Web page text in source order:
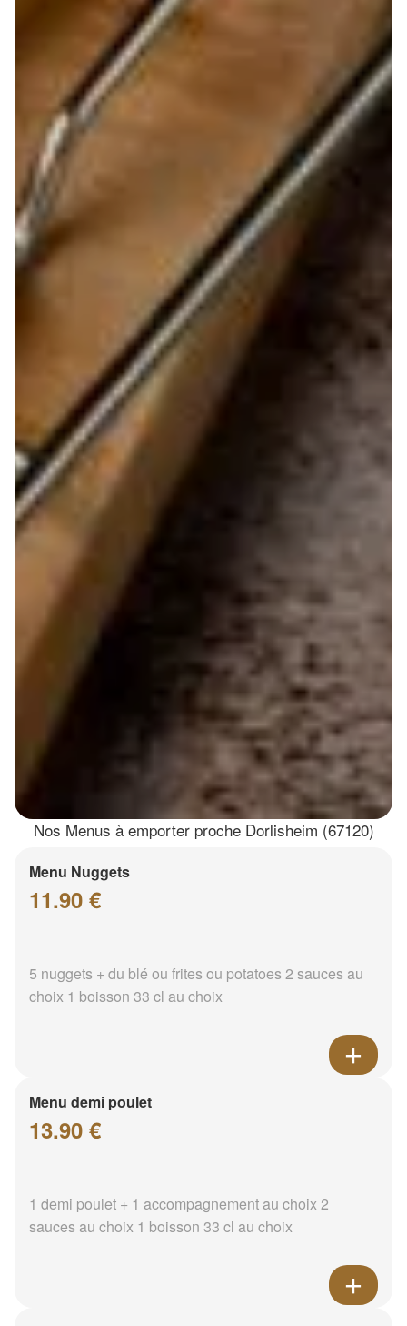
Nos Menus à emporter proche Dorlisheim (67120)
Menu Nuggets
11.90 €
5 nuggets + du blé ou frites ou potatoes 2 sauces au
choix 1 boisson 33 cl au choix
Menu demi poulet
13.90 €
1 demi poulet + 1 accompagnement au choix 2
sauces au choix 1 boisson 33 cl au choix